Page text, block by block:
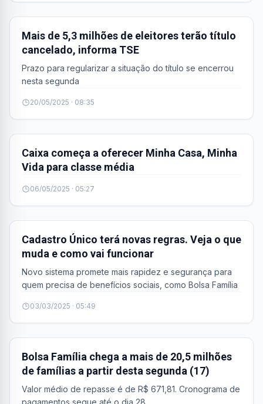
BRASIL
Mais de 5,3 milhões de eleitores terão título
cancelado, informa TSE
Prazo para regularizar a situação do título se encerrou
nesta segunda
20/05/2025 · 08:35
BRASIL
Caixa começa a oferecer Minha Casa, Minha
Vida para classe média
06/05/2025 · 05:27
BRASIL
Cadastro Único terá novas regras. Veja o que
muda e como vai funcionar
Novo sistema promete mais rapidez e segurança para
quem precisa de benefícios sociais, como Bolsa Família
03/03/2025 · 05:49
BRASIL
Bolsa Família chega a mais de 20,5 milhões
de famílias a partir desta segunda (17)
Valor médio de repasse é de R$ 671,81. Cronograma de
pagamentos segue até o dia 28